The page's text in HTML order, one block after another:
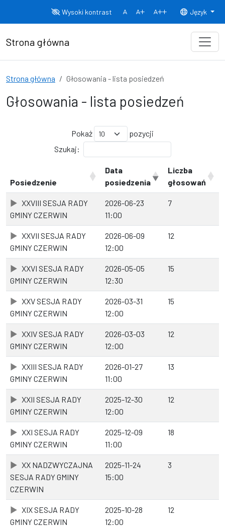
Wysoki kontrast
Normalny rozmiar czcionki
Rozmiar czcionki 150% Rozmiar
Język
Strona główna
Strona główna Głosowania - lista posiedzeń
Głosowania - lista posiedzeń
Pokaż
pozycji
Szukaj:
Posiedzenie
Data
posiedzenia
Liczba
głosowań
XXVIII SESJA RADY
GMINY CZERWIN
2026-06-23
11:00
7
XXVII SESJA RADY
GMINY CZERWIN
2026-06-09
12:00
12
XXVI SESJA RADY
GMINY CZERWIN
2026-05-05
12:30
15
XXV SESJA RADY
GMINY CZERWIN
2026-03-31
12:00
15
XXIV SESJA RADY
GMINY CZERWIN
2026-03-03
12:00
12
XXIII SESJA RADY
GMINY CZERWIN
2026-01-27
11:00
13
XXII SESJA RADY
GMINY CZERWIN
2025-12-30
12:00
12
XXI SESJA RADY
GMINY CZERWIN
2025-12-09
11:00
18
XX NADZWYCZAJNA
SESJA RADY GMINY
CZERWIN
2025-11-24
15:00
3
XIX SESJA RADY
GMINY CZERWIN
2025-10-28
12:00
12